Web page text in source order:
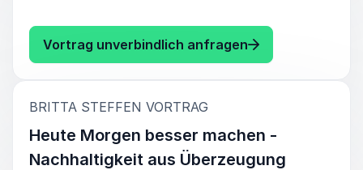
Vortrag unverbindlich anfragen: Britta Steffen
BRITTA STEFFEN VORTRAG
Heute Morgen besser machen -
Nachhaltigkeit aus Überzeugung